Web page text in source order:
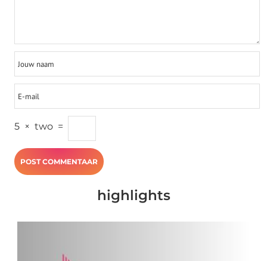
5 × two =
highlights